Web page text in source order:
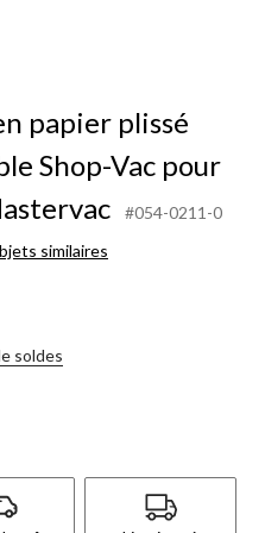
papier plissé
Shop-Vac pour
#054-0211-0
similaires
soldes